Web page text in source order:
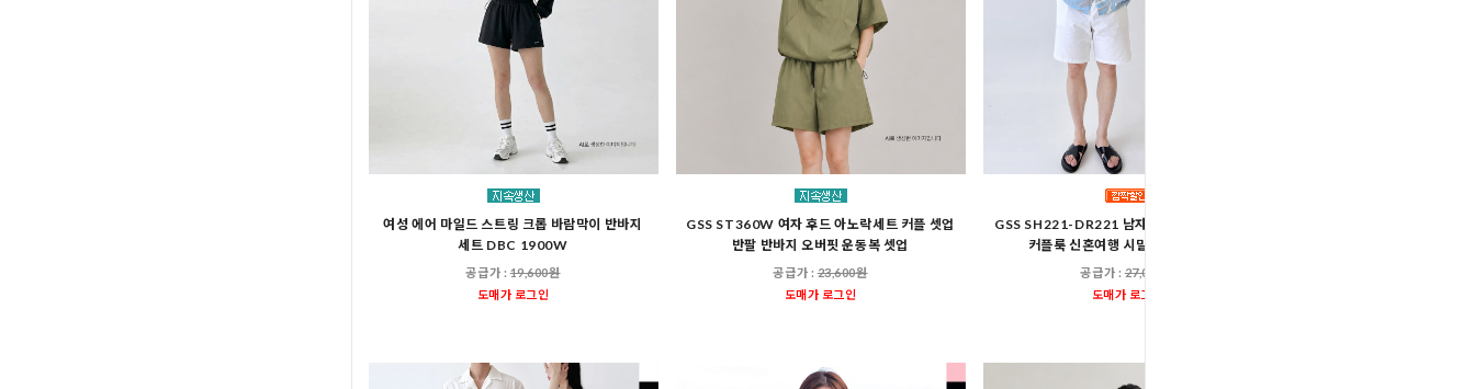
여성 에어 마일드 스트링 크롭 바람막이 반바지
세트 DBC 1900W
공급가 :19,600원
도매가 로그인
GSS ST360W 여자 후드 아노락세트 커플 셋업
반팔 반바지 오버핏 운동복 셋업
공급가 :23,600원
도매가 로그인
GSS SH221-DR221 남자 여자 롱 비치 원피스
커플룩 신혼여행 시밀러룩 비치웨어
공급가 :27,000원
도매가 로그인